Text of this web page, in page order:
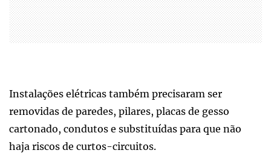
Instalações elétricas também precisaram ser
removidas de paredes, pilares, placas de gesso
cartonado, condutos e substituídas para que não
haja riscos de curtos-circuitos.